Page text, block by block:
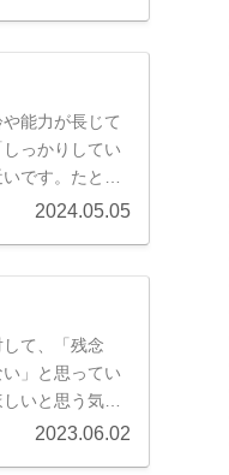
能力が長じて
っかりしてい
です。たとえ
」が「無し」
2024.05.05
て、「残念
」と思ってい
いと思う気持
ともありま
2023.06.02